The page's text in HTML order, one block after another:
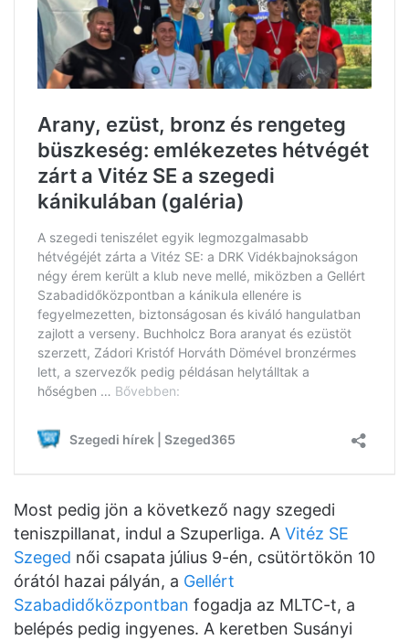
Most pedig jön a következő nagy szegedi
teniszpillanat, indul a Szuperliga. A Vitéz SE
Szeged női csapata július 9-én, csütörtökön 10
órától hazai pályán, a Gellért
Szabadidőközpontban fogadja az MLTC-t, a
belépés pedig ingyenes. A keretben Susányi